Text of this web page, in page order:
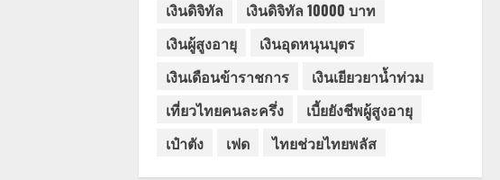
เงินดิจิทัล
เงินดิจิทัล 10000 บาท
เงินผู้สูงอายุ
เงินอุดหนุนบุตร
เงินเดือนข้าราชการ
เงินเยียวยาน้ำท่วม
เที่ยวไทยคนละครึ่ง
เบี้ยยังชีพผู้สูงอายุ
เป๋าตัง
เฟด ไทยช่วยไทยพลัส